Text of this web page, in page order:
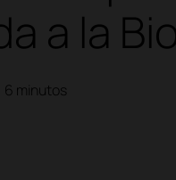
a la
6 minutos